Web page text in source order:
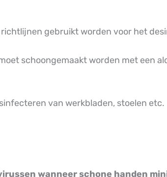
gebruikt worden voor het
schoongemaakt worden met een
van werkbladen, stoelen etc.
wanneer schone handen